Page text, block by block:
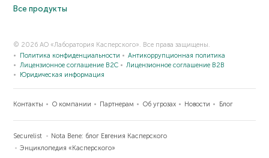
Все продукты
© 2026 АО «Лаборатория Касперского». Все права защищены.
Политика конфиденциальности
Антикоррупционная политика
Лицензионное соглашение B2C
Лицензионное соглашение B2B
Юридическая информация
Контакты О компании Партнерам Об угрозах Новости Блог
Securelist
Nota Bene: блог Евгения Касперского
Энциклопедия «Касперского»